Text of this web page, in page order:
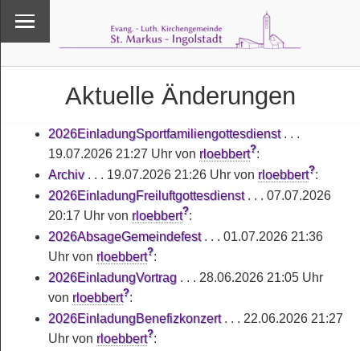
Aktuelle Änderungen
2026EinladungSportfamiliengottesdienst. . .
19.07.2026 21:27 Uhr von rloebbert?:
Archiv. . . 19.07.2026 21:26 Uhr von rloebbert?:
2026EinladungFreiluftgottesdienst. . . 07.07.2026
20:17 Uhr von rloebbert?:
2026AbsageGemeindefest. . . 01.07.2026 21:36
Uhr von rloebbert?:
2026EinladungVortrag . . . 28.06.2026 21:05 Uhr
von rloebbert?:
2026EinladungBenefizkonzert. . . 22.06.2026 21:27
Uhr von rloebbert?: